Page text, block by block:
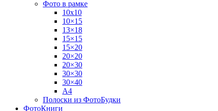
Фото в рамке
10х10
10×15
13×18
15×15
15×20
20×20
20×30
30×30
30×40
A4
Полоски из ФотоБудки
ФотоКниги